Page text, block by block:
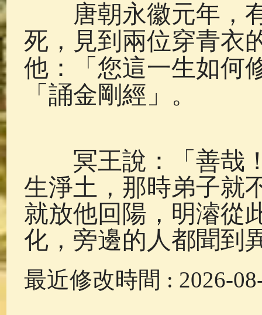
唐朝永徽元年，有
死，見到兩位穿青衣
他：「您這一生如何
「誦金剛經」。
冥王說：「善哉！
生淨土，那時弟子就
就放他回陽，明濬從
化，旁邊的人都聞到
最近修改時間 : 2026-